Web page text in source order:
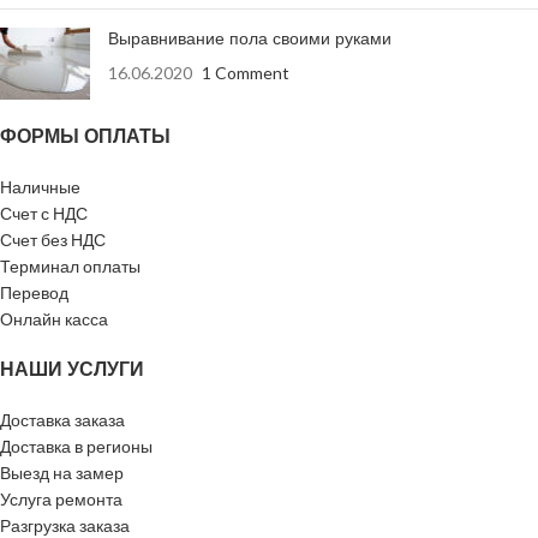
Область
применения:
Для шумоизоляции,
перед окраской и
поклейки обоев, Для
Вид работ
Жизнеспособность
раствора (мин) :
Время твердения
1мм):
Расход воды (на 1
кг):
Выравнивание пола своими руками
16.06.2020 1 Comment
ФОРМЫ ОПЛАТЫ
Наличные
Счет с НДС
Счет без НДС
Терминал оплаты
Перевод
Онлайн касса
НАШИ УСЛУГИ
Доставка заказа
Доставка в регионы
Выезд на замер
Услуга ремонта
Разгрузка заказа